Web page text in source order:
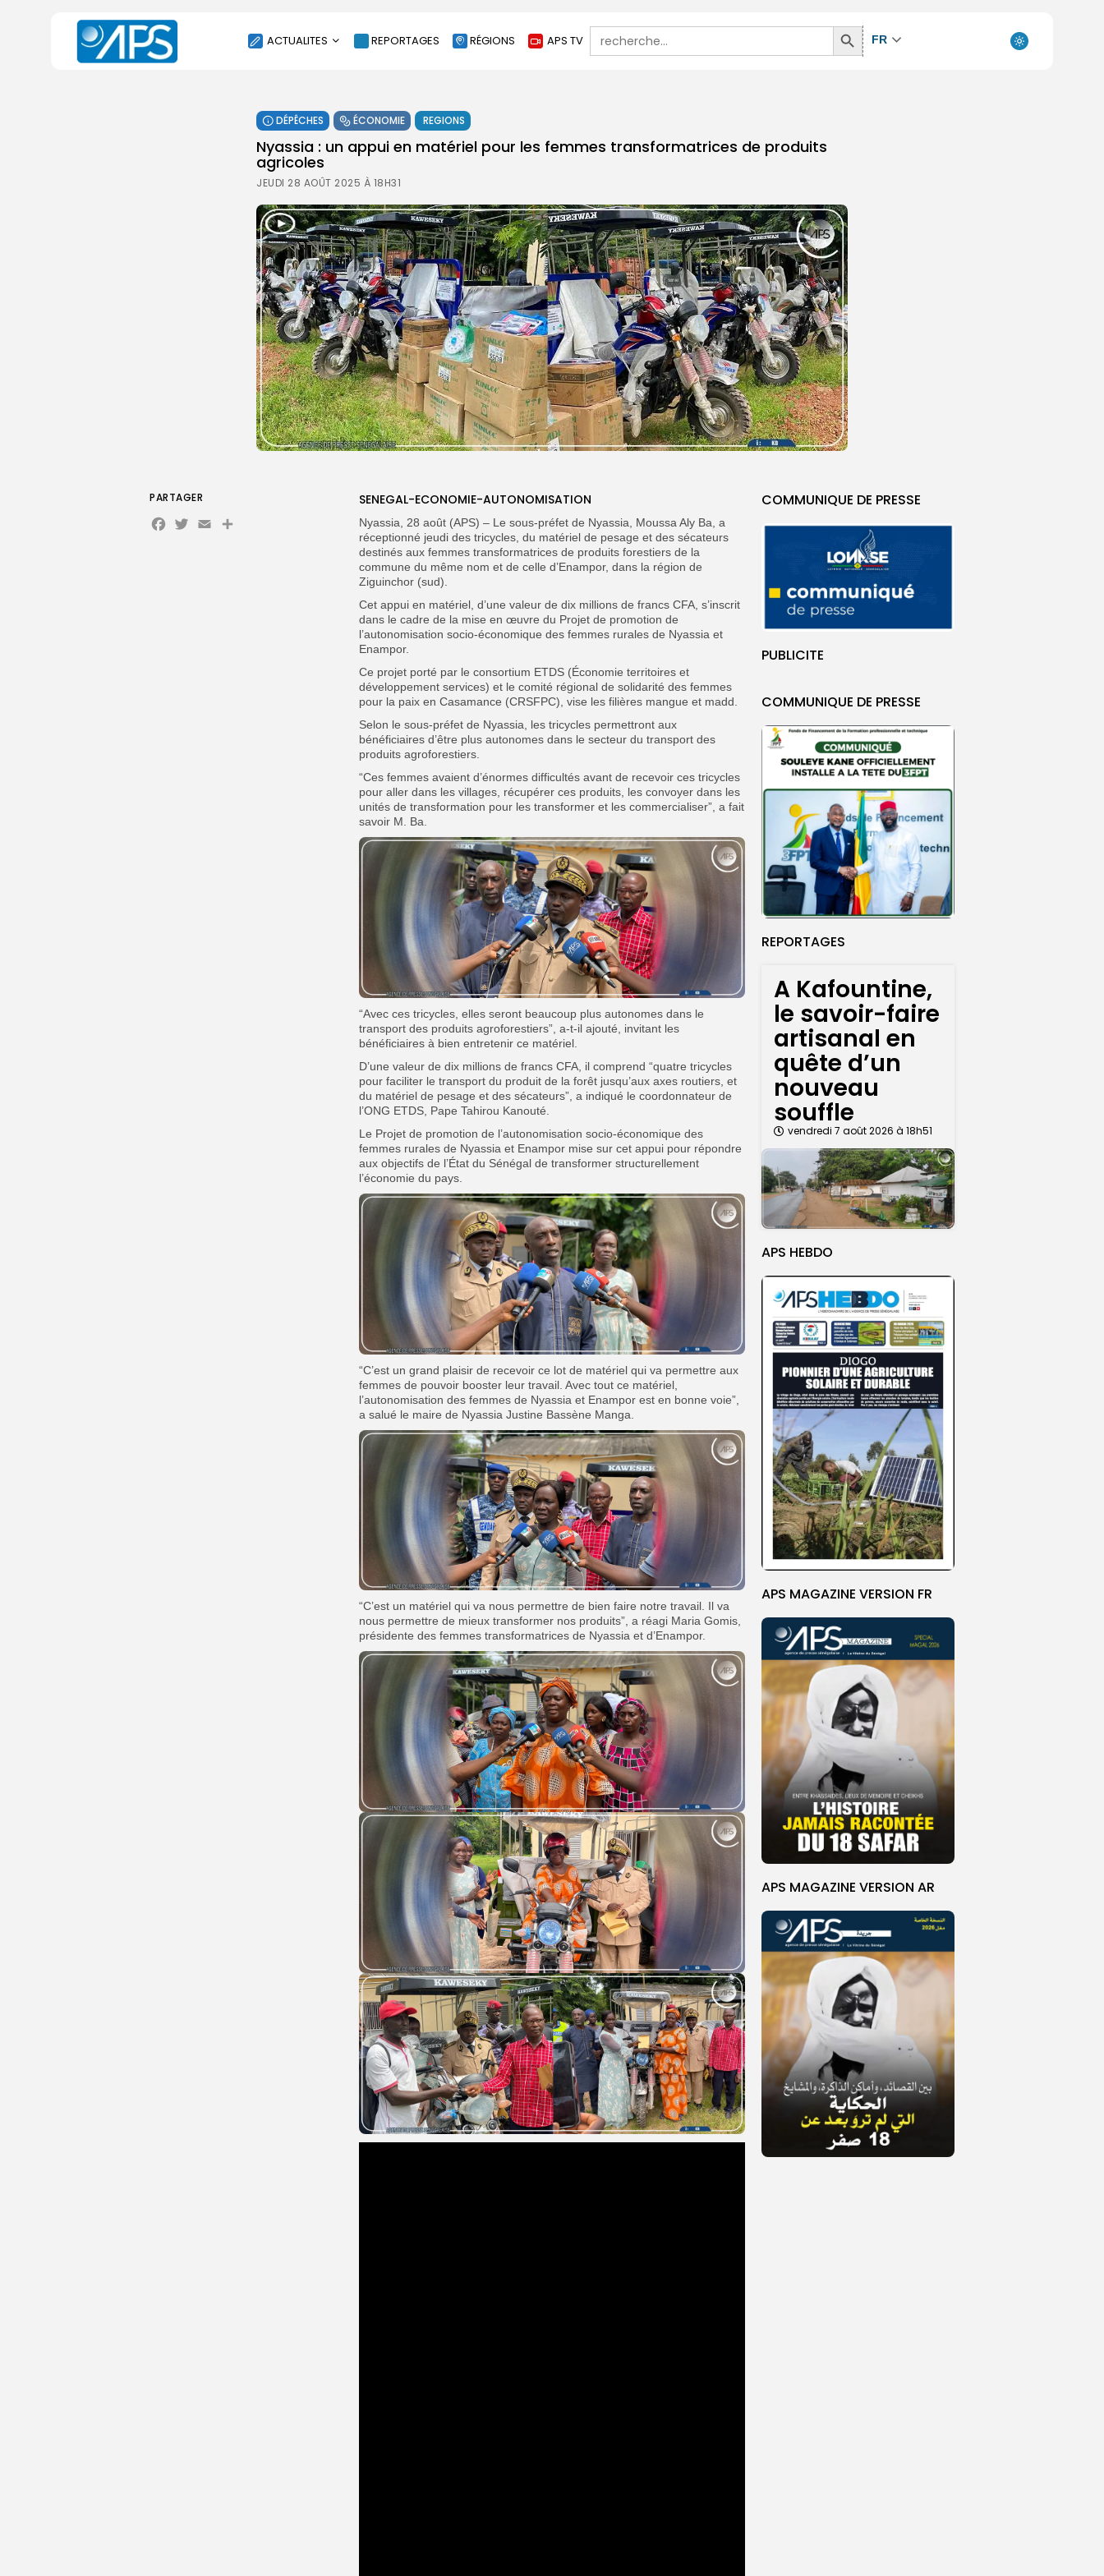
ACTUALITES
SOCIÉTÉ
ÉCONOMIE
CULTURE
ENVIRONNEMENT
INTERNATIONAL
AGENDA
SANTE
REPORTAGES RÉGIONS APS TV
Search
for:
Search
Button
FR
DÉPÊCHES ÉCONOMIE REGIONS
Nyassia : un appui en matériel pour les femmes transformatrices de produits
agricoles
JEUDI 28 AOÛT 2025 À 18H31
COMMUNIQUE DE PRESSE
PUBLICITE
COMMUNIQUE DE PRESSE
REPORTAGES
A Kafountine,
le savoir-faire
artisanal en
quête d’un
nouveau
souffle
vendredi 7 août 2026 à 18h51
APS HEBDO
APS MAGAZINE VERSION FR
APS MAGAZINE VERSION AR
SENEGAL-ECONOMIE-AUTONOMISATION
Nyassia, 28 août (APS) – Le sous-préfet de Nyassia, Moussa Aly Ba, a
réceptionné jeudi des tricycles, du matériel de pesage et des sécateurs
destinés aux femmes transformatrices de produits forestiers de la
commune du même nom et de celle d’Enampor, dans la région de
Ziguinchor (sud).
Cet appui en matériel, d’une valeur de dix millions de francs CFA, s’inscrit
dans le cadre de la mise en œuvre du Projet de promotion de
l’autonomisation socio-économique des femmes rurales de Nyassia et
Enampor.
Ce projet porté par le consortium ETDS (Économie territoires et
développement services) et le comité régional de solidarité des femmes
pour la paix en Casamance (CRSFPC), vise les filières mangue et madd.
Selon le sous-préfet de Nyassia, les tricycles permettront aux
bénéficiaires d’être plus autonomes dans le secteur du transport des
produits agroforestiers.
“Ces femmes avaient d’énormes difficultés avant de recevoir ces tricycles
pour aller dans les villages, récupérer ces produits, les convoyer dans les
unités de transformation pour les transformer et les commercialiser”, a fait
savoir M. Ba.
“Avec ces tricycles, elles seront beaucoup plus autonomes dans le
transport des produits agroforestiers”, a-t-il ajouté, invitant les
bénéficiaires à bien entretenir ce matériel.
D’une valeur de dix millions de francs CFA, il comprend “quatre tricycles
pour faciliter le transport du produit de la forêt jusqu’aux axes routiers, et
du matériel de pesage et des sécateurs”, a indiqué le coordonnateur de
l’ONG ETDS, Pape Tahirou Kanouté.
Le Projet de promotion de l’autonomisation socio-économique des
femmes rurales de Nyassia et Enampor mise sur cet appui pour répondre
aux objectifs de l’État du Sénégal de transformer structurellement
l’économie du pays.
“C’est un grand plaisir de recevoir ce lot de matériel qui va permettre aux
femmes de pouvoir booster leur travail. Avec tout ce matériel,
l’autonomisation des femmes de Nyassia et Enampor est en bonne voie”,
a salué le maire de Nyassia Justine Bassène Manga.
“C’est un matériel qui va nous permettre de bien faire notre travail. Il va
nous permettre de mieux transformer nos produits”, a réagi Maria Gomis,
présidente des femmes transformatrices de Nyassia et d’Enampor.
PARTAGER
Facebook
Twitter
EmailPartager